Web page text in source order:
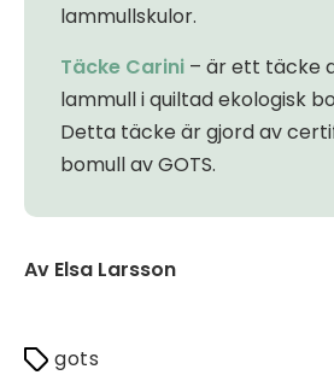
lammullskulor.
Täcke Carini – är ett täcke
lammull i quiltad ekologisk
Detta täcke är gjord av
bomull av GOTS.
Av Elsa Larsson
gots